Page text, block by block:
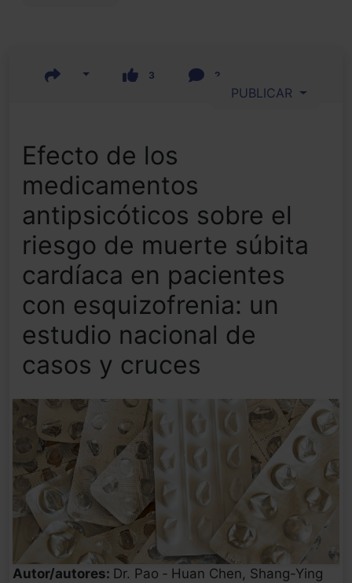
3 2
PUBLICAR
Efecto de los
medicamentos
antipsicóticos sobre el
riesgo de muerte súbita
cardíaca en pacientes
con esquizofrenia: un
estudio nacional de
casos y cruces
Autor/autores: Dr. Pao ‐ Huan Chen, Shang-Ying